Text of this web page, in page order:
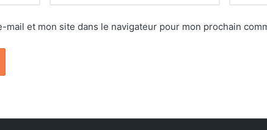
mail et mon site dans le navigateur pour mon prochain